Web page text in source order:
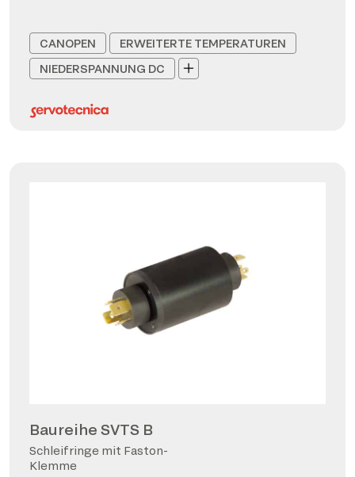
CANOPEN
ERWEITERTE TEMPERATUREN
NIEDERSPANNUNG DC
Baureihe SVTS B
Schleifringe mit Faston-
Klemme